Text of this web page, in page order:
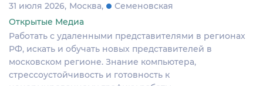
31 июля 2026 Москва
Семеновская
Открытые Медиа
Работать с удаленными представителями в регионах
РФ, искать и обучать новых представителей в
московском регионе. Знание компьютера,
стрессоустойчивость и готовность к